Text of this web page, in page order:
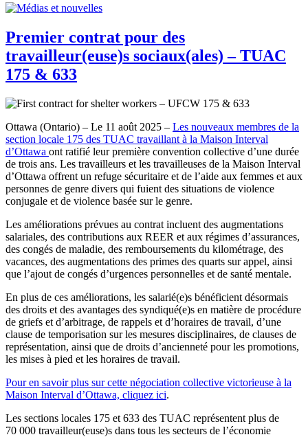
Premier contrat pour des
travailleur(euse)s sociaux(ales) – TUAC
175 & 633
Ottawa (Ontario) – Le 11 août 2025 – Les nouveaux membres de la
section locale 175 des TUAC travaillant à la Maison Interval
d’Ottawa ont ratifié leur première convention collective d’une durée
de trois ans. Les travailleurs et les travailleuses de la Maison Interval
d’Ottawa offrent un refuge sécuritaire et de l’aide aux femmes et aux
personnes de genre divers qui fuient des situations de violence
conjugale et de violence basée sur le genre.
Les améliorations prévues au contrat incluent des augmentations
salariales, des contributions aux REER et aux régimes d’assurances,
des congés de maladie, des remboursements du kilométrage, des
vacances, des augmentations des primes des quarts sur appel, ainsi
que l’ajout de congés d’urgences personnelles et de santé mentale.
En plus de ces améliorations, les salarié(e)s bénéficient désormais
des droits et des avantages des syndiqué(e)s en matière de procédure
de griefs et d’arbitrage, de rappels et d’horaires de travail, d’une
clause de temporisation sur les mesures disciplinaires, de clauses de
représentation, ainsi que de droits d’ancienneté pour les promotions,
les mises à pied et les horaires de travail.
Pour en savoir plus sur cette négociation collective victorieuse à la
Maison Interval d’Ottawa, cliquez ici.
Les sections locales 175 et 633 des TUAC représentent plus de
70 000 travailleur(euse)s dans tous les secteurs de l’économie